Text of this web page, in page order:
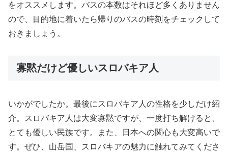
をオススメします。バスの本数はそれほど多くありません
ので、目的地に着いたら帰りのバスの時刻をチェックして
おきましょう。
寡黙だけど優しいスロバキア人
いかがでしたか。最後にスロバキア人の性格を少しだけ紹
介。スロバキア人は大変寡黙ですが、一度打ち解けると、
とても優しい民族です。また、日本への関心も大変高いで
す。ぜひ、山岳国、スロバキアの魅力に触れてみてくださ